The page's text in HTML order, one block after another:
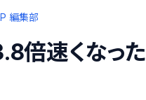
編集部
速くなった